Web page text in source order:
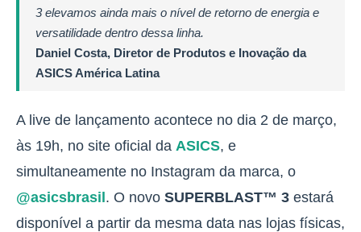
3 elevamos ainda mais o nível de retorno de energia e
versatilidade dentro dessa linha.
Daniel Costa, Diretor de Produtos e Inovação da
ASICS América Latina
A live de lançamento acontece no dia 2 de março,
às 19h, no site oficial da ASICS, e
simultaneamente no Instagram da marca, o
@asicsbrasil. O novo SUPERBLAST™ 3 estará
disponível a partir da mesma data nas lojas físicas,